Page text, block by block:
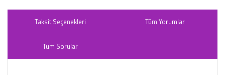
Taksit Seçenekleri Tüm Yorumlar
Tüm Sorular